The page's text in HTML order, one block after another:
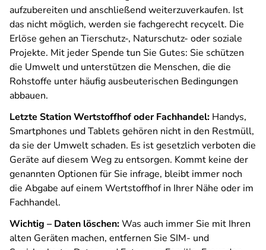
aufzubereiten und anschließend weiterzuverkaufen. Ist
das nicht möglich, werden sie fachgerecht recycelt. Die
Erlöse gehen an Tierschutz-, Naturschutz- oder soziale
Projekte. Mit jeder Spende tun Sie Gutes: Sie schützen
die Umwelt und unterstützen die Menschen, die die
Rohstoffe unter häufig ausbeuterischen Bedingungen
abbauen.
Letzte Station Wertstoffhof oder Fachhandel: Handys,
Smartphones und Tablets gehören nicht in den Restmüll,
da sie der Umwelt schaden. Es ist gesetzlich verboten die
Geräte auf diesem Weg zu entsorgen. Kommt keine der
genannten Optionen für Sie infrage, bleibt immer noch
die Abgabe auf einem Wertstoffhof in Ihrer Nähe oder im
Fachhandel.
Wichtig – Daten löschen:Was auch immer Sie mit Ihren
alten Geräten machen, entfernen Sie SIM- und